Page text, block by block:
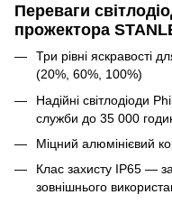
Переваги
прожектора
Три рівні яскравості
(20%, 60%, 100%)
Надійні світлодіоди
служби до 35 000
Міцний алюмінієвий
Клас захисту IP65 —
зовнішнього